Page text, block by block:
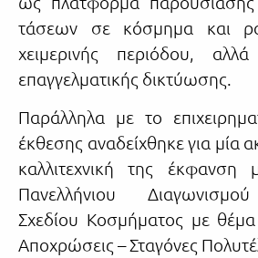
τάσεων σε κόσμημα και
χειμερινής περιόδου,
επαγγελματικής δικτύωσης.
Παράλληλα με το
έκθεσης αναδείχθηκε για μία
καλλιτεχνική της
Πανελλήνιου
Σχεδίου Κοσμήματος με
Αποχρώσεις – Σταγόνες